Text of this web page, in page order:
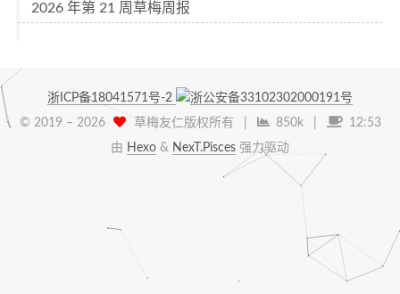
2026 年第 21 周草梅周报
浙ICP备18041571号-2
浙公安备33102302000191号
© 2019 – 2026 草梅友仁版权所有 850k
12:53
由 Hexo & NexT.Pisces 强力驱动